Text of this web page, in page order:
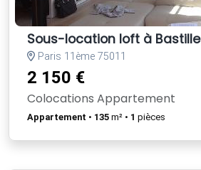
Sous-location loft à Bastille
Paris 11ème 75011
2 150 €
Colocations Appartement
Appartement • 135 m² • 1 pièces